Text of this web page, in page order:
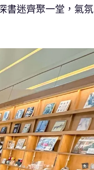
書迷齊聚一堂，氣氛